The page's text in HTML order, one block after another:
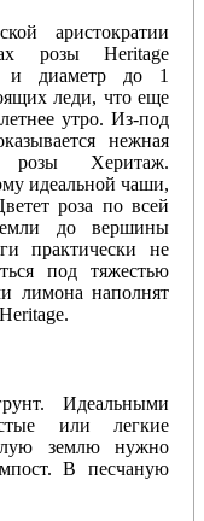
аристократии
розы Heritage
и диаметр до 1
леди, что еще
утро. Из-под
нежная
розы Херитаж.
идеальной чаши,
роза по всей
до вершины
практически не
под тяжестью
лимона наполнят
Идеальными
или легкие
землю нужно
В песчаную